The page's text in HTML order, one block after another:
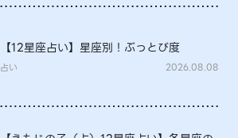
【12星座占い】星座別！ぶっとび度
占い 2026.08.08